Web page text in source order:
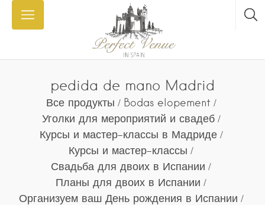
pedida de mano Madrid
Все продукты
Bodas elopement
Уголки для мероприятий и свадеб
Курсы и мастер-классы в Мадриде
Курсы и мастер-классы
Свадьба для двоих в Испании
Планы для двоих в Испании
Организуем ваш День рождения в Испании